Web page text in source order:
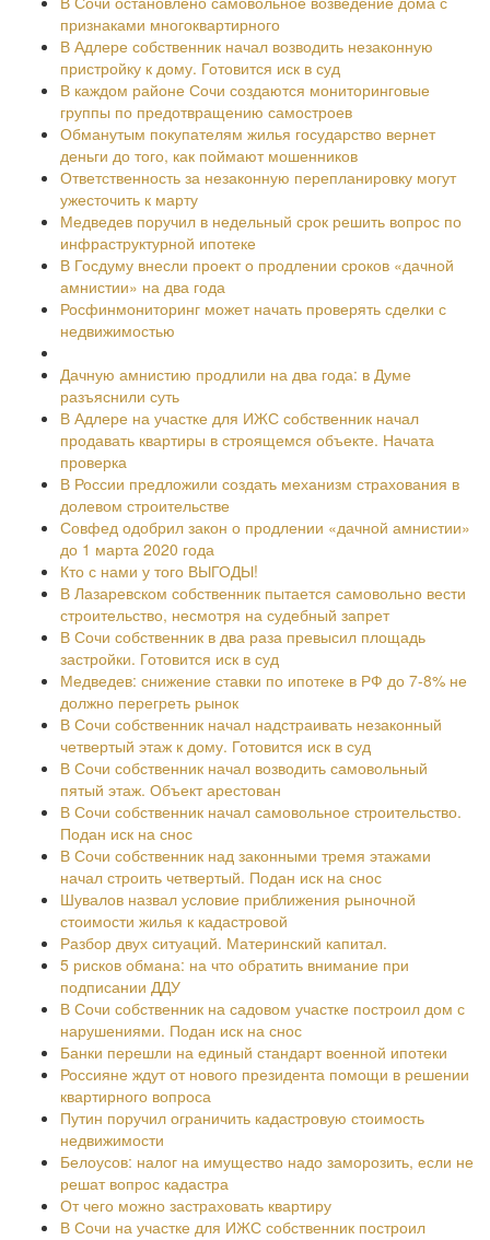
признаками многоквартирного
В Адлере собственник начал возводить незаконную
пристройку к дому. Готовится иск в суд
В каждом районе Сочи создаются мониторинговые
группы по предотвращению самостроев
Обманутым покупателям жилья государство вернет
деньги до того, как поймают мошенников
Ответственность за незаконную перепланировку могут
ужесточить к марту
Медведев поручил в недельный срок решить вопрос по
инфраструктурной ипотеке
В Госдуму внесли проект о продлении сроков «дачной
амнистии» на два года
Росфинмониторинг может начать проверять сделки с
недвижимостью
Дачную амнистию продлили на два года: в Думе
разъяснили суть
В Адлере на участке для ИЖС собственник начал
продавать квартиры в строящемся объекте. Начата
проверка
В России предложили создать механизм страхования в
долевом строительстве
Совфед одобрил закон о продлении «дачной амнистии»
до 1 марта 2020 года
Кто с нами у того ВЫГОДЫ!
В Лазаревском собственник пытается самовольно вести
строительство, несмотря на судебный запрет
В Сочи собственник в два раза превысил площадь
застройки. Готовится иск в суд
Медведев: снижение ставки по ипотеке в РФ до 7-8% не
должно перегреть рынок
В Сочи собственник начал надстраивать незаконный
четвертый этаж к дому. Готовится иск в суд
В Сочи собственник начал возводить самовольный
пятый этаж. Объект арестован
В Сочи собственник начал самовольное строительство.
Подан иск на снос
В Сочи собственник над законными тремя этажами
начал строить четвертый. Подан иск на снос
Шувалов назвал условие приближения рыночной
стоимости жилья к кадастровой
Разбор двух ситуаций. Материнский капитал.
5 рисков обмана: на что обратить внимание при
подписании ДДУ
В Сочи собственник на садовом участке построил дом с
нарушениями. Подан иск на снос
Банки перешли на единый стандарт военной ипотеки
Россияне ждут от нового президента помощи в решении
квартирного вопроса
Путин поручил ограничить кадастровую стоимость
недвижимости
Белоусов: налог на имущество надо заморозить, если не
решат вопрос кадастра
От чего можно застраховать квартиру
В Сочи на участке для ИЖС собственник построил